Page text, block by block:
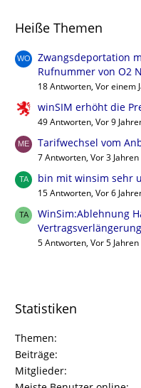
Heiße Themen
Zwangsdeportation
Rufnummer von O2
18 Antworten, Vor einem
winSIM erhöht die
49 Antworten, Vor 9
Tarifwechsel vom
7 Antworten, Vor 3 Jahren
bin mit winsim sehr
15 Antworten, Vor 6
WinSim:Ablehnung
Vertragsverlängerung
5 Antworten, Vor 5 Jahren
Statistiken
Themen
Beiträge
Mitglieder